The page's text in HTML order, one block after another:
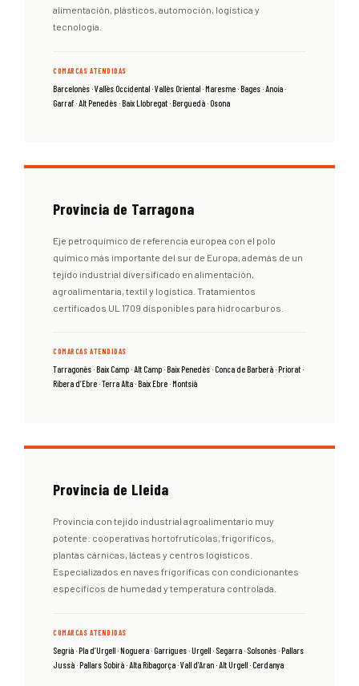
alimentación, plásticos, automoción, logística y
tecnología.
COMARCAS ATENDIDAS
Barcelonès · Vallès Occidental · Vallès Oriental · Maresme · Bages · Anoia ·
Garraf · Alt Penedès · Baix Llobregat · Berguedà · Osona
Provincia de Tarragona
Eje petroquímico de referencia europea con el polo
químico más importante del sur de Europa, además de un
tejido industrial diversificado en alimentación,
agroalimentaria, textil y logística. Tratamientos
certificados UL 1709 disponibles para hidrocarburos.
COMARCAS ATENDIDAS
Tarragonès · Baix Camp · Alt Camp · Baix Penedès · Conca de Barberà · Priorat ·
Ribera d’Ebre · Terra Alta · Baix Ebre · Montsià
Provincia de Lleida
Provincia con tejido industrial agroalimentario muy
potente: cooperativas hortofrutícolas, frigoríficos,
plantas cárnicas, lácteas y centros logísticos.
Especializados en naves frigoríficas con condicionantes
específicos de humedad y temperatura controlada.
COMARCAS ATENDIDAS
Segrià · Pla d’Urgell · Noguera · Garrigues · Urgell · Segarra · Solsonès · Pallars
Jussà · Pallars Sobirà · Alta Ribagorça · Vall d’Aran · Alt Urgell · Cerdanya